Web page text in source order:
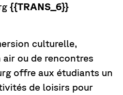
{{TRANS_6}}
culturelle,
ou de rencontres
offre aux étudiants un
de loisirs pour